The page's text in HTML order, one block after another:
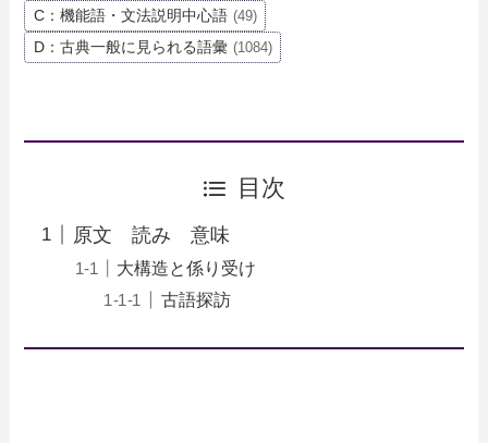
C：機能語・文法説明中心語 (49)
D：古典一般に見られる語彙 (1084)
目次
原文 読み 意味
大構造と係り受け
古語探訪